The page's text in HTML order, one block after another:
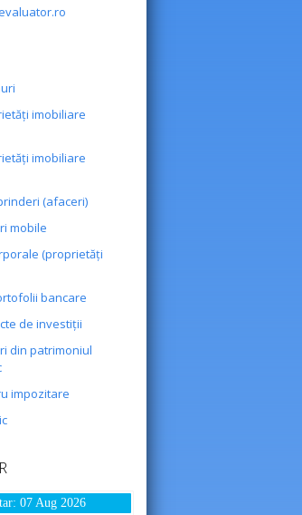
imobiliare
imobiliare
(afaceri)
mobile
(proprietăţi
bancare
de investiţii
din patrimoniul
impozitare
07 Aug 2026